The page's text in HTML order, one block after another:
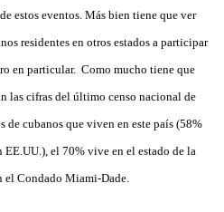
estos eventos. Más bien tiene que ver
residentes en otros estados a participar
en particular. Como mucho tiene que
las cifras del último censo nacional de
de cubanos que viven en este país (58%
el 70% vive en el estado de la
el Condado Miami-Dade.